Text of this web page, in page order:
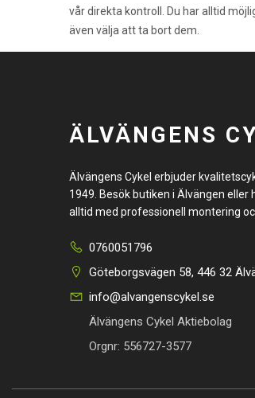
vår direkta kontroll. Du har alltid
även välja att ta bort dem.
ÄLVÄNGENS
Älvängens Cykel erbjuder
1949. Besök butiken i Älvängen eller
alltid med professionell montering
0760051796
Göteborgsvägen 58, 446 32
info@alvangenscykel.se
Älvängens Cykel Aktiebolag
Orgnr: 556727-3577